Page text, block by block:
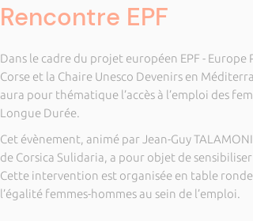
Rencontre EPF
Dans le cadre du projet européen EPF -
Corse et la Chaire Unesco Devenirs en
aura pour thématique l’accès à l’emploi des
Longue Durée.
Cet évènement, animé par Jean-Guy
de Corsica Sulidaria, a pour objet de
Cette intervention est organisée en table
l’égalité femmes-hommes au sein de l’emploi.